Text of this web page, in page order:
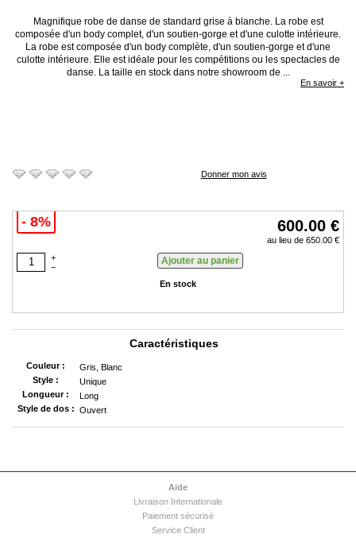
Magnifique robe de danse de standard grise à blanche. La robe est
composée d'un body complet, d'un soutien-gorge et d'une culotte intérieure.
La robe est composée d'un body complète, d'un soutien-gorge et d'une
culotte intérieure. Elle est idéale pour les compétitions ou les spectacles de
danse. La taille en stock dans notre showroom de ...
En savoir +
Donner mon avis
- 8% 600.00 €
au lieu de 650.00 €
+
−
En stock
Caractéristiques
Couleur :
Gris, Blanc
Style :
Unique
Longueur :
Long
Style de dos : Ouvert
Aide
Livraison Internationale
Paiement sécurisé
Service Client